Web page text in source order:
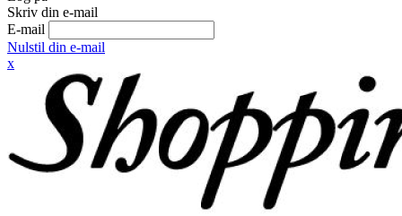
Skriv din e-mail
E-mail
Nulstil din e-mail
x